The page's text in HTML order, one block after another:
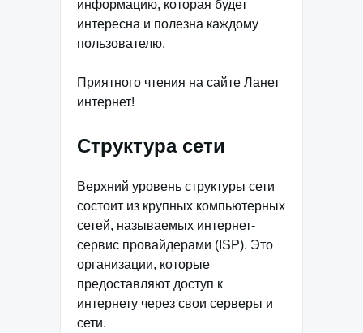
информацию, которая будет
интересна и полезна каждому
пользователю.
Приятного чтения на сайте Ланет
интернет!
Структура сети
Верхний уровень структуры сети
состоит из крупных компьютерных
сетей, называемых интернет-
сервис провайдерами (ISP). Это
организации, которые
предоставляют доступ к
интернету через свои серверы и
сети.